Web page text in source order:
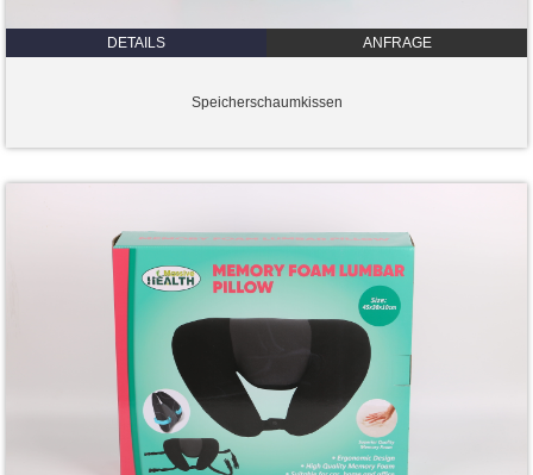
DETAILS ANFRAGE
Speicherschaumkissen